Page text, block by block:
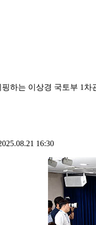
하는 이상경 국토부 1차
16:30